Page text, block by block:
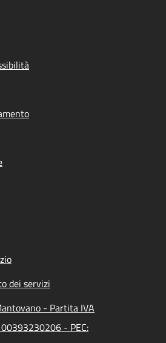
dei servizi
- Partita IVA
- PEC: